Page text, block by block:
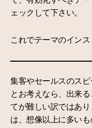
ェックして下さい。
これでテーマのインス
集客やセールスのス
とお考えなら、出来
てが難しい訳ではあ
は、想像以上に多いも